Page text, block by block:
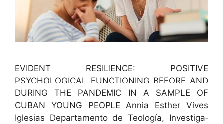
EVIDENT RESILIENCE: POSITIVE
PSYCHOLOGICAL FUNCTIONING BEFORE AND
DURING THE PANDEMIC IN A SAMPLE OF
CUBAN YOUNG PEOPLE Annia Esther Vives
Igle­sias Depar­ta­men­to de Teología, Inves­ti­ga­